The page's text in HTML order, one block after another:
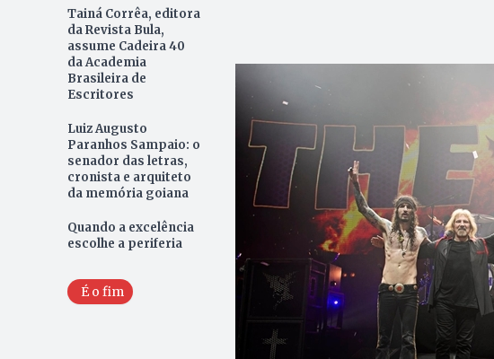
Tainá Corrêa, editora
da Revista Bula,
assume Cadeira 40
da Academia
Brasileira de
Escritores
Luiz Augusto
Paranhos Sampaio: o
senador das letras,
cronista e arquiteto
da memória goiana
Quando a excelência
escolhe a periferia
É o fim